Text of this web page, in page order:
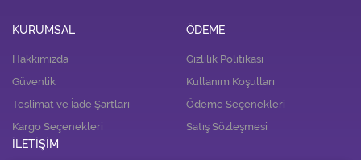
KURUMSAL
Hakkımızda
Güvenlik
Teslimat ve İade Şartları
Kargo Seçenekleri
ÖDEME
Gizlilik Politikası
Kullanım Koşulları
Ödeme Seçenekleri
Satış Sözleşmesi
İLETİŞİM